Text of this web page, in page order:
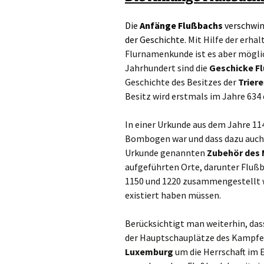
Satzungen
Jagdgenossenschaft
A.R.T. Abfuhrkalender
Flußbach
Lampenstörmelder
Wasserversorgung
Brennholzbestellung
Die Anfänge Flußbachs
der Geschichte. Mit Hilfe der
Flurnamenkunde ist es aber
Jahrhundert sind die Geschicke
Geschichte des Besitzes der
Besitz wird erstmals im Jahre 634
In einer Urkunde aus dem Jahre
Bombogen war und dass dazu
Urkunde genannten Zubehör des
aufgeführten Orte, darunter
1150 und 1220
existiert haben müssen.
Berücksichtigt man weiterhin,
der Hauptschauplätze des
Luxemburg um die Herrschaft im